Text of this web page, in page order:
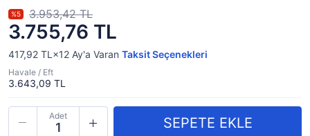
3.755,76 TL
%5 3.953,42 TL
417,92 TL×12 Ay'a Varan Taksit Seçenekleri
Havale / Eft
3.643,09 TL
Adet